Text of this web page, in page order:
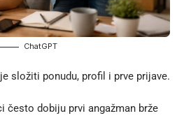
ChatGPT
složiti ponudu, profil i prve prijave.
često dobiju prvi angažman brže